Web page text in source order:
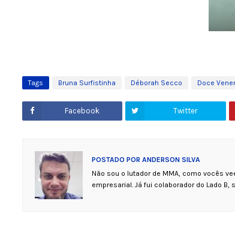
Tags Bruna Surfistinha Déborah Secco Doce
Facebook Twitter
POSTADO POR ANDERSON SILVA
Não sou o lutador de MMA, como vocês
empresarial. Já fui colaborador do Lado